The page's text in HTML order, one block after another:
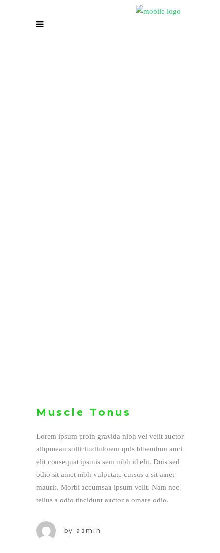
Muscle Tonus
Lorem ipsum proin gravida nibh vel velit auctor
aliqunean sollicitudinlorem quis bibendum auci
elit consequat ipsutis sem nibh id elit. Duis sed
odio sit amet nibh vulputate cursus a sit amet
mauris. Morbi accumsan ipsum velit. Nam nec
tellus a odio tincidunt auctor a ornare odio.
by admin